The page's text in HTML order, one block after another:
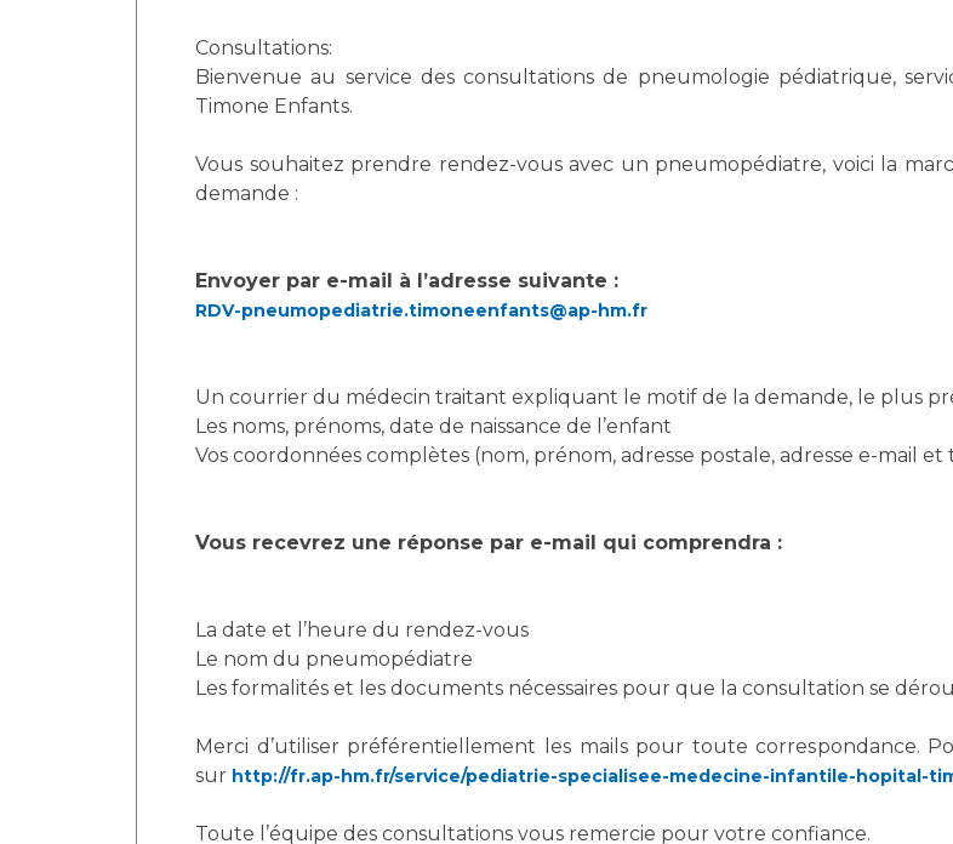
Consultations:
Bienvenue au service des consultations de pneumologie pédiatrique,
Timone Enfants.
Vous souhaitez prendre rendez-vous avec un pneumopédiatre, voici la
demande :
Envoyer par e-mail à l’adresse suivante :
RDV-pneumopediatrie.timoneenfants@ap-hm.fr
Un courrier du médecin traitant expliquant le motif de la demande, le plus
Les noms, prénoms, date de naissance de l’enfant
Vos coordonnées complètes (nom, prénom, adresse postale, adresse e-mail et
Vous recevrez une réponse par e-mail qui comprendra :
La date et l’heure du rendez-vous
Le nom du pneumopédiatre
Les formalités et les documents nécessaires pour que la consultation se
Merci d’utiliser préférentiellement les mails pour toute correspondance.
sur http://fr.ap-hm.fr/service/pediatrie-specialisee-medecine-infantile-hopital-
Toute l’équipe des consultations vous remercie pour votre confiance.